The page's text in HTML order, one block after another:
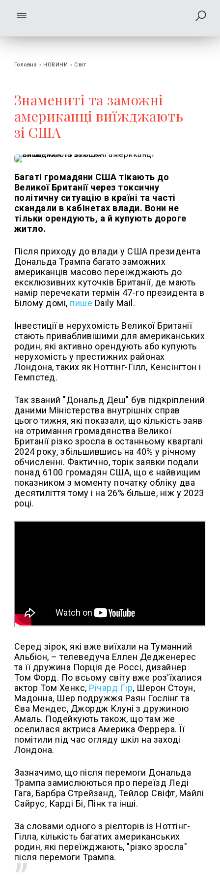
Головна › НОВИНИ › Світ
Знамениті та заможні
американці виїжджають
зі США
Багаті громадяни США тікають до
Великої Британії через токсичну
політичну ситуацію в країні та часті
скандали в кабінетах влади. Вони не
тільки орендують, а й купують дороге
житло.
Після приходу до влади у США президента
Дональда Трампа багато заможних
американців масово переїжджають до
ексклюзивних куточків Британії, де мають
намір перечекати термін 47-го президента в
Білому домі, пише Daily Mail.
Інвестиції в нерухомість Великої Британії
стають привабливішими для американських
родин, які активно орендують або купують
нерухомість у престижних районах
Лондона, таких як Ноттінг-Гілл, Кенсінгтон і
Гемпстед.
Так званий "Дональд Деш" був підкріплений
даними Міністерства внутрішніх справ
цього тижня, які показали, що кількість заяв
на отримання громадянства Великої
Британії різко зросла в останньому кварталі
2024 року, збільшившись на 40% у річному
обчисленні. Фактично, торік заявки подали
понад 6100 громадян США, що є найвищим
показником з моменту початку обліку два
десятиліття тому і на 26% більше, ніж у 2023
році.
Серед зірок, які вже виїхали на Туманний
Альбіон, – телеведуча Еллен Дедженерес
та її дружина Порція де Россі, дизайнер
Том Форд. По всьому світу вже роз'їхалися
актор Том Хенкс, Річард Гір, Шерон Стоун,
Мадонна, Шер подружжя Раян Гослінг та
Єва Мендес, Джордж Клуні з дружиною
Амаль. Подейкують також, що там же
оселилася актриса Америка Феррера. Її
помітили під час огляду шкіл на заході
Лондона.
Зазначимо, що після перемоги Дональда
Трампа замислюються про переїзд Леді
Гага, Барбра Стрейзанд, Тейлор Свіфт, Майлі
Сайрус, Карді Бі, Пінк та інші.
За словами одного з рієлторів із Ноттінг-
Гілла, кількість багатих американських
родин, які переїжджають, "різко зросла"
після перемоги Трампа.